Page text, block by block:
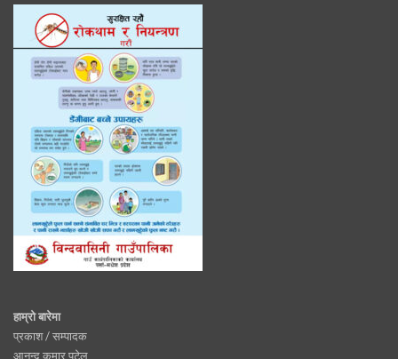
हाम्रो बारेमा
प्रकाश / सम्पादक
आनन्द कुमार पटेल